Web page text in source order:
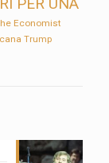
PER UNA
Economist
Trump